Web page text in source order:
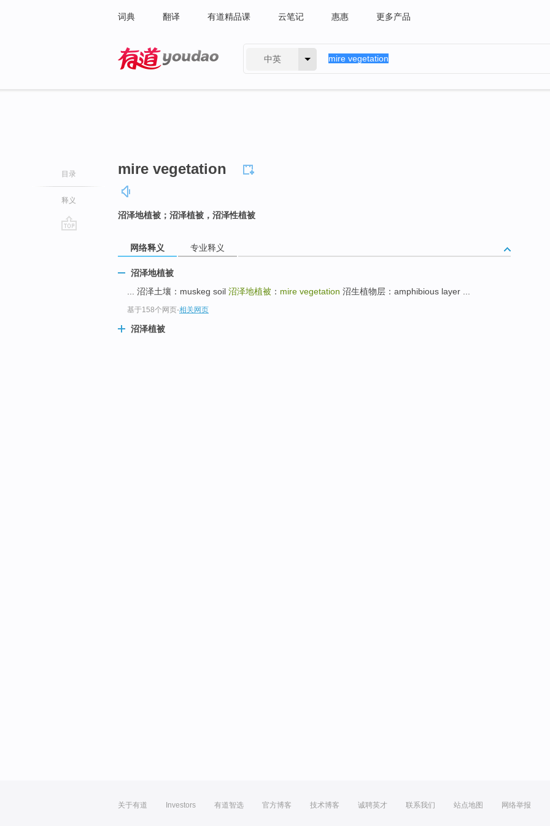
词典 翻译 有道精品课 云笔记 惠惠 更多产品
中英
目录
释义
mire vegetation
沼泽地植被；沼泽植被，沼泽性植被
网络释义 专业释义
沼泽地植被
... 沼泽土壤：muskeg soil 沼泽地植被 ： mire vegetation 沼生植物层：amphibious layer ...
基于158个网页-相关网页
沼泽植被
关于有道 Investors 有道智选 官方博客 技术博客 诚聘英才 联系我们 站点地图 网络举报